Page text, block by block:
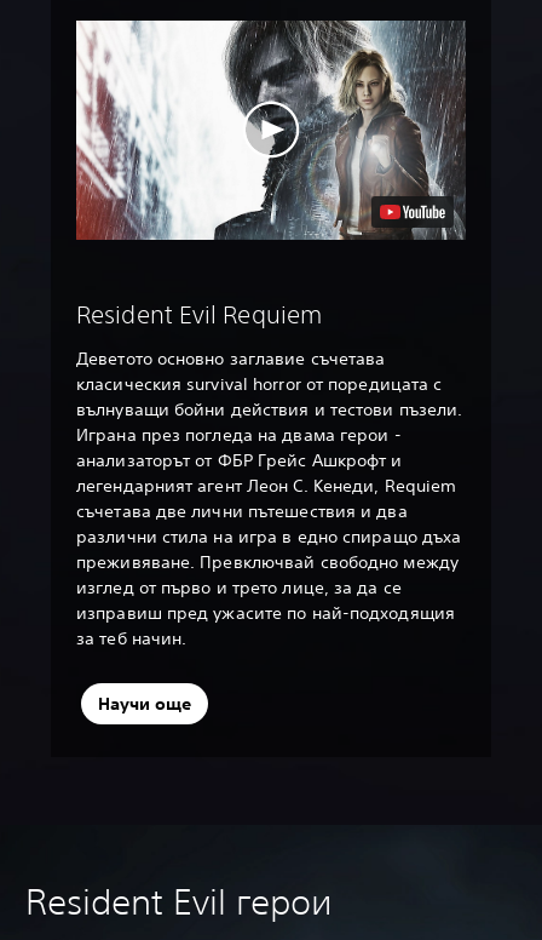
Resident Evil Requiem
Деветото основно заглавие съчетава
класическия survival horror от поредицата с
вълнуващи бойни действия и тестови пъзели.
Играна през погледа на двама герои -
анализаторът от ФБР Грейс Ашкрофт и
легендарният агент Леон С. Кенеди, Requiem
съчетава две лични пътешествия и два
различни стила на игра в едно спиращо дъха
преживяване. Превключвай свободно между
изглед от първо и трето лице, за да се
изправиш пред ужасите по най-подходящия
за теб начин.
Научи още
Resident Evil герои